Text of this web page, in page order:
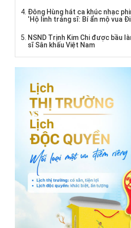
Đông Hùng hát ca khúc nhạc
‘Hộ linh tráng sĩ: Bí ẩn mộ vua
NSND Trịnh Kim Chi được bầu
sĩ Sân khấu Việt Nam